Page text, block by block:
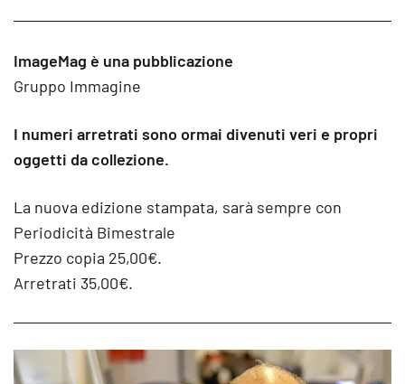
ImageMag è una pubblicazione
Gruppo Immagine
I numeri arretrati sono ormai divenuti veri e propri
oggetti da collezione.
La nuova edizione stampata, sarà sempre con
Periodicità Bimestrale
Prezzo copia 25,00€.
Arretrati 35,00€.